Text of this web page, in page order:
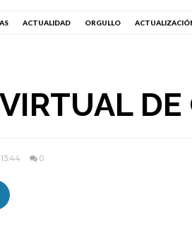
ACTUALIDAD ORGULLO
0